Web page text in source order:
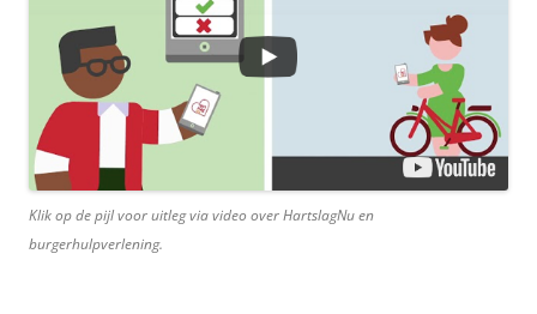
Klik op de pijl voor uitleg via video over HartslagNu en
burgerhulpverlening.